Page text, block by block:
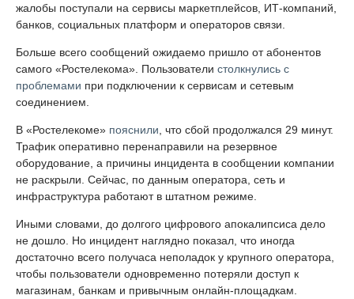
жалобы поступали на сервисы маркетплейсов, ИТ-компаний,
банков, социальных платформ и операторов связи.
Больше всего сообщений ожидаемо пришло от абонентов
самого «Ростелекома». Пользователи столкнулись с
проблемами при подключении к сервисам и сетевым
соединением.
В «Ростелекоме» пояснили , что сбой продолжался 29 минут.
Трафик оперативно перенаправили на резервное
оборудование, а причины инцидента в сообщении компании
не раскрыли. Сейчас, по данным оператора, сеть и
инфраструктура работают в штатном режиме.
Иными словами, до долгого цифрового апокалипсиса дело
не дошло. Но инцидент наглядно показал, что иногда
достаточно всего получаса неполадок у крупного оператора,
чтобы пользователи одновременно потеряли доступ к
магазинам, банкам и привычным онлайн-площадкам.